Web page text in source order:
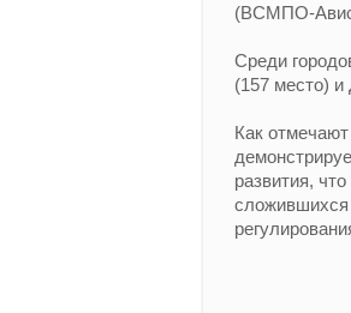
(ВСМПО-
Среди
(157 место) и
Как
развития,
сложившихся